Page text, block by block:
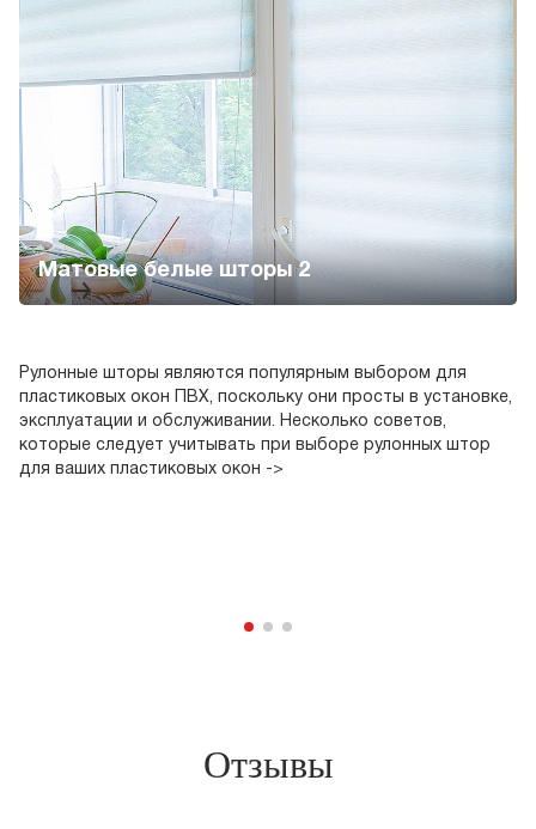
Матовые белые шторы 2
Рулонные шторы являются популярным выбором для
пластиковых окон ПВХ, поскольку они просты в установке,
эксплуатации и обслуживании. Несколько советов,
которые следует учитывать при выборе рулонных штор
для ваших пластиковых окон ->
Отзывы